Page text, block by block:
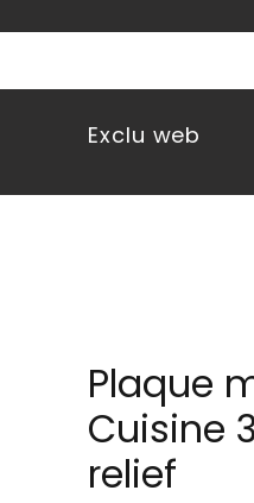
Exclu web
Plaque
Cuisine
relief